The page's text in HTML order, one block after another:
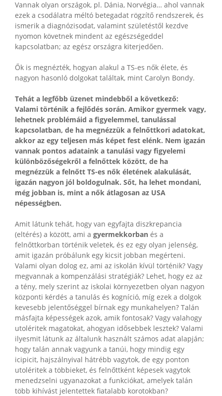
Vannak olyan országok, pl. Dánia, Norvégia… ahol vannak
ezek a csodálatra méltó betegadat rögzítő rendszerek, és
ismerik a diagnózisodat, valamint születéstől kezdve
nyomon követnek mindent az egészségeddel
kapcsolatban; az egész országra kiterjedően.
Ők is megnézték, hogyan alakul a TS-es nők élete, és
nagyon hasonló dolgokat találtak, mint Carolyn Bondy.
Tehát a legfőbb üzenet mindebből a következő:
Valami történik a fejlődés során. Amikor gyermek vagy,
lehetnek problémáid a figyelemmel, tanulással
kapcsolatban, de ha megnézzük a felnőttkori adatokat,
akkor az egy teljesen más képet fest elénk. Nem igazán
vannak pontos adataink a tanulási vagy figyelemi
különbözőségekről a felnőttek között, de ha
megnézzük a felnőtt TS-es nők életének alakulását,
igazán nagyon jól boldogulnak. Sőt, ha lehet mondani,
még jobban is, mint a nők átlagosan az USA
népességben.
Amit látunk tehát, hogy van egyfajta diszkrepancia
(eltérés) a között, ami a gyermekkorban és a
felnőttkorban történik veletek, és ez egy olyan jelenség,
amit igazán próbálunk egy kicsit jobban megérteni.
Valami olyan dolog ez, ami az iskolán kívül történik? Vagy
megvannak a kompenzálási stratégiák? Lehet, hogy ez az
a tény, mely szerint az iskolai környezetben olyan nagyon
központi kérdés a tanulás és kogníció, míg ezek a dolgok
kevesebb jelentőséggel bírnak egy munkahelyen? Talán
másfajta képességek azok, amik fontosak? Vagy valahogy
utoléritek magatokat, ahogyan idősebbek lesztek? Valami
ilyesmit látunk az általunk használt számos adat alapján;
hogy talán annak vagyunk a tanúi, hogy mindig egy
icipicit, hajszálnyival hátrébb vagytok, de egy ponton
utoléritek a többieket, és felnőttként képesek vagytok
menedzselni ugyanazokat a funkciókat, amelyek talán
több kihívást jelentettek fiatalabb korotokban?